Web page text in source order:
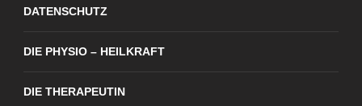
DATENSCHUTZ
DIE PHYSIO – HEILKRAFT
DIE THERAPEUTIN